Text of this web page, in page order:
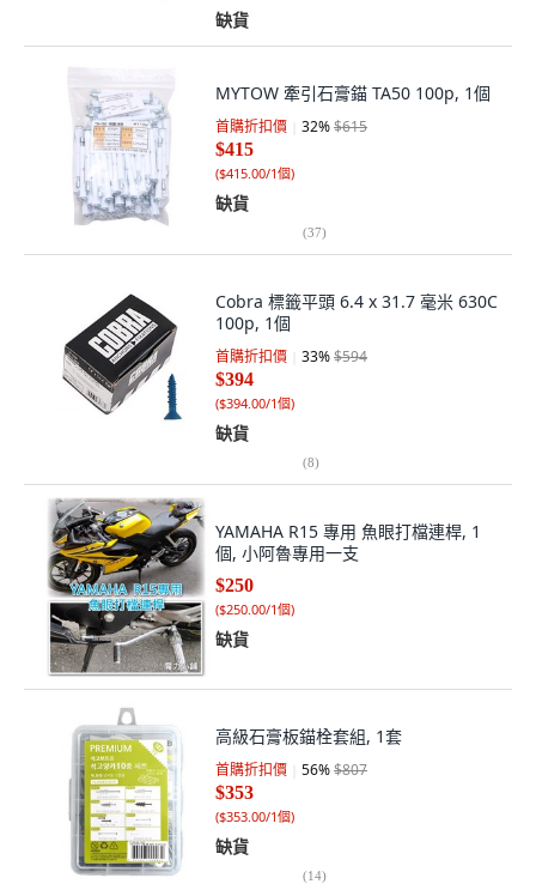
缺貨
MYTOW 牽引石膏錨 TA50 100p, 1個
首購折扣價 32%$615
$415
($415.00/1個)
缺貨
(37)
Cobra 標籤平頭 6.4 x 31.7 毫米 630C
100p, 1個
首購折扣價 33%$594
$394
($394.00/1個)
缺貨
(8)
YAMAHA R15 專用 魚眼打檔連桿, 1
個, 小阿魯專用一支
$250
($250.00/1個)
缺貨
高級石膏板錨栓套組, 1套
首購折扣價 56%$807
$353
($353.00/1個)
缺貨
(14)